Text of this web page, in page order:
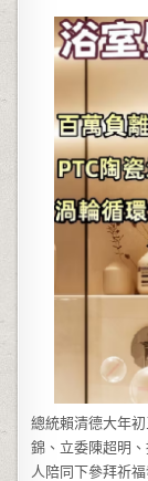
總統賴清德大年
錦、立委陳超明
人陪同下參拜祈